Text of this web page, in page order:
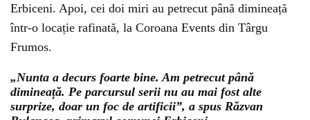
Erbiceni. Apoi, cei doi miri au petrecut până dimineață
într-o locație rafinată, la Coroana Events din Târgu
Frumos.
„Nunta a decurs foarte bine. Am petrecut până
dimineață. Pe parcursul serii nu au mai fost alte
surprize, doar un foc de artificii”, a spus Răzvan